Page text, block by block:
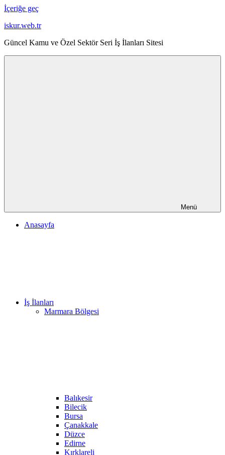
İçeriğe geç
iskur.web.tr
Güncel Kamu ve Özel Sektör Seri İş İlanları Sitesi
Menü
Anasayfa
İş İlanları
Marmara Bölgesi
Balıkesir
Bilecik
Bursa
Çanakkale
Düzce
Edirne
Kırklareli